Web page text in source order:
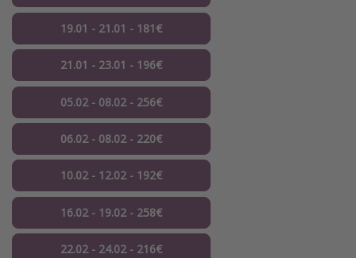
19.01 - 21.01 - 181€
21.01 - 23.01 - 196€
05.02 - 08.02 - 256€
06.02 - 08.02 - 220€
10.02 - 12.02 - 192€
16.02 - 19.02 - 258€
22.02 - 24.02 - 216€